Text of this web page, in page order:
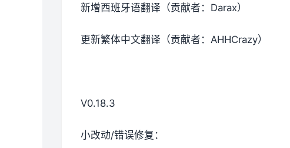
新增西班牙语翻译（贡献者：Darax）
更新繁体中文翻译（贡献者：AHHCrazy）
V0.18.3
小改动/错误修复：